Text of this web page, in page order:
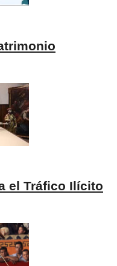
el Tráfico Ilícito